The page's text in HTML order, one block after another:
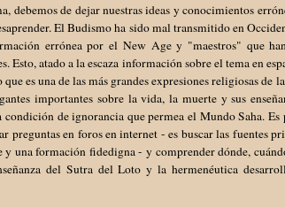
debemos de dejar nuestras ideas y conocimientos
El Budismo ha sido mal transmitido en
errónea por el New Age y "maestros" que
Esto, atado a la escaza información sobre el tema en
es una de las más grandes expresiones religiosas de
importantes sobre la vida, la muerte y sus
de ignorancia que permea el Mundo Saha.
preguntas en foros en internet - es buscar las fuentes
una formación fidedigna - y comprender dónde,
del Sutra del Loto y la hermenéutica